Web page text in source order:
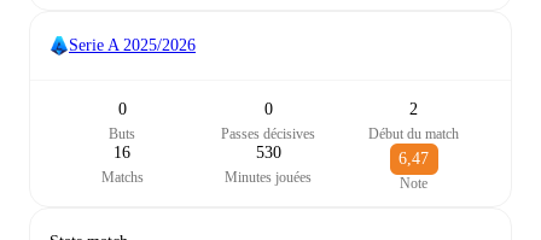
Serie A 2025/2026
0
Buts
0
Passes décisives
2
Début du match
16
Matchs
530
Minutes jouées
6,47
Note